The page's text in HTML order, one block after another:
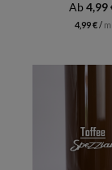
Ab4,99
4,99€/ m